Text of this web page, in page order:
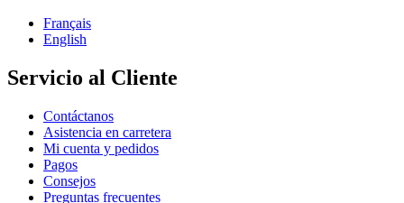
Français
English
Servicio al Cliente
Contáctanos
Asistencia en carretera
Mi cuenta y pedidos
Pagos
Consejos
Preguntas frecuentes